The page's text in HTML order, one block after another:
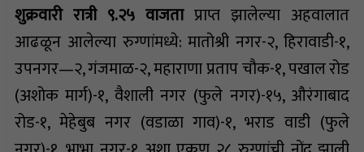
शुक्रवारी रात्री ९.२५ वाजताप्राप्त झालेल्या अहवालात
आढळून आलेल्या रुग्णांमध्ये: मातोश्री नगर-२, हिरावाडी-१,
उपनगर—२, गंजमाळ-२, महाराणा प्रताप चौक-१, पखाल रोड
(अशोक मार्ग)-१, वैशाली नगर (फुले नगर)-१५, औरंगाबाद
रोड-१, मेहेबुब नगर (वडाळा गाव)-१, भराड वाडी (फुले